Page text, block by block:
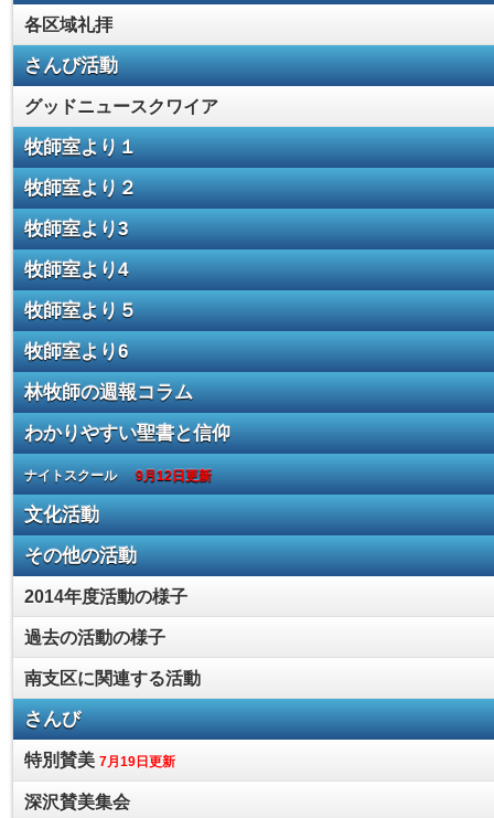
各区域礼拝
さんび活動
グッドニュースクワイア
牧師室より１
牧師室より２
牧師室より3
牧師室より4
牧師室より５
牧師室より6
林牧師の週報コラム
わかりやすい聖書と信仰
ナイトスクール 9月12日更新
文化活動
その他の活動
2014年度活動の様子
過去の活動の様子
南支区に関連する活動
さんび
特別賛美 7月19日更新
深沢賛美集会